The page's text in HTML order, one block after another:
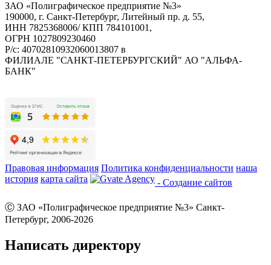
ЗАО «Полиграфическое предприятие №3»
190000, г. Санкт-Петербург, Литейный пр. д. 55,
ИНН 7825368006/ КПП 784101001,
ОГРН 1027809230460
Р/с: 40702810932060013807 в
ФИЛИАЛЕ "САНКТ-ПЕТЕРБУРГСКИЙ" АО "АЛЬФА-
БАНК"
Правовая информация Политика конфиденциальности наша
история карта сайта - Создание сайтов
Ⓒ ЗАО «Полиграфическое предприятие №3» Санкт-
Петербург, 2006-2026
Написать директору